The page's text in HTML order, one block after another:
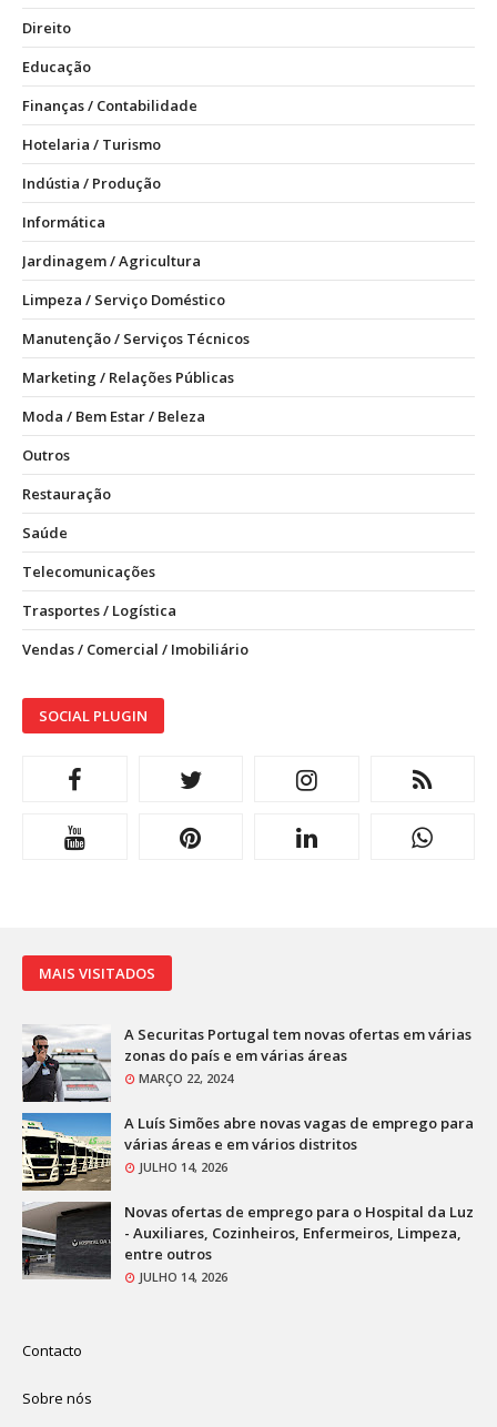
Direito
Educação
Finanças / Contabilidade
Hotelaria / Turismo
Indústia / Produção
Informática
Jardinagem / Agricultura
Limpeza / Serviço Doméstico
Manutenção / Serviços Técnicos
Marketing / Relações Públicas
Moda / Bem Estar / Beleza
Outros
Restauração
Saúde
Telecomunicações
Trasportes / Logística
Vendas / Comercial / Imobiliário
SOCIAL PLUGIN
MAIS VISITADOS
A Securitas Portugal tem novas ofertas em várias
zonas do país e em várias áreas
MARÇO 22, 2024
A Luís Simões abre novas vagas de emprego para
várias áreas e em vários distritos
JULHO 14, 2026
Novas ofertas de emprego para o Hospital da Luz
- Auxiliares, Cozinheiros, Enfermeiros, Limpeza,
entre outros
JULHO 14, 2026
Contacto
Sobre nós